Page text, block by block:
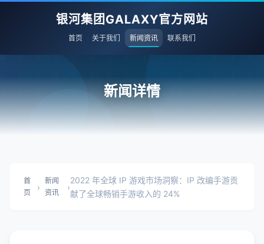
银河集团GALAXY官方网站
首页 关于我们 新闻资讯 联系我们
新闻详情
首
页
›
新闻
资讯
›
2022 年全球 IP 游戏市场洞察：IP 改编手游贡
献了全球畅销手游收入的 24%